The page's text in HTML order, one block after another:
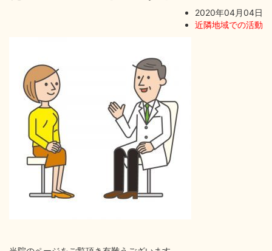
2020年04月04日
近隣地域での活動